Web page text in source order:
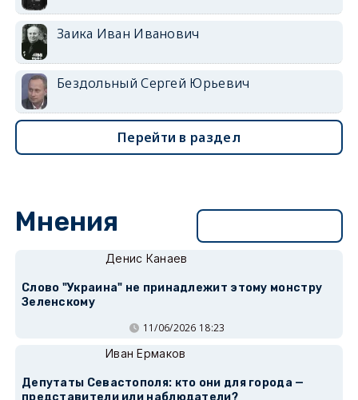
Заика Иван Иванович
Бездольный Сергей Юрьевич
Перейти в раздел
Мнения
Денис Канаев
Слово "Украина" не принадлежит этому монстру
Зеленскому
11/06/2026 18:23
Иван Ермаков
Депутаты Севастополя: кто они для города —
представители или наблюдатели?